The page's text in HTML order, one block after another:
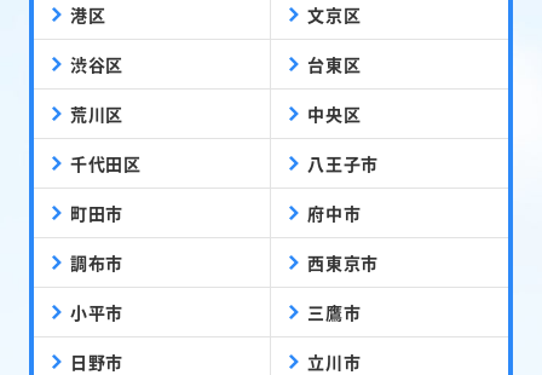
港区 文京区
渋谷区 台東区
荒川区 中央区
千代田区 八王子市
町田市 府中市
調布市 西東京市
小平市 三鷹市
日野市 立川市